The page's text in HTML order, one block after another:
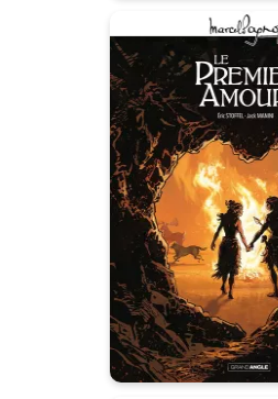
M. Pagnol
Le
-
Date
30/04/2025
Si nous permettons
homme ait une
l’unité de notre
détruite...